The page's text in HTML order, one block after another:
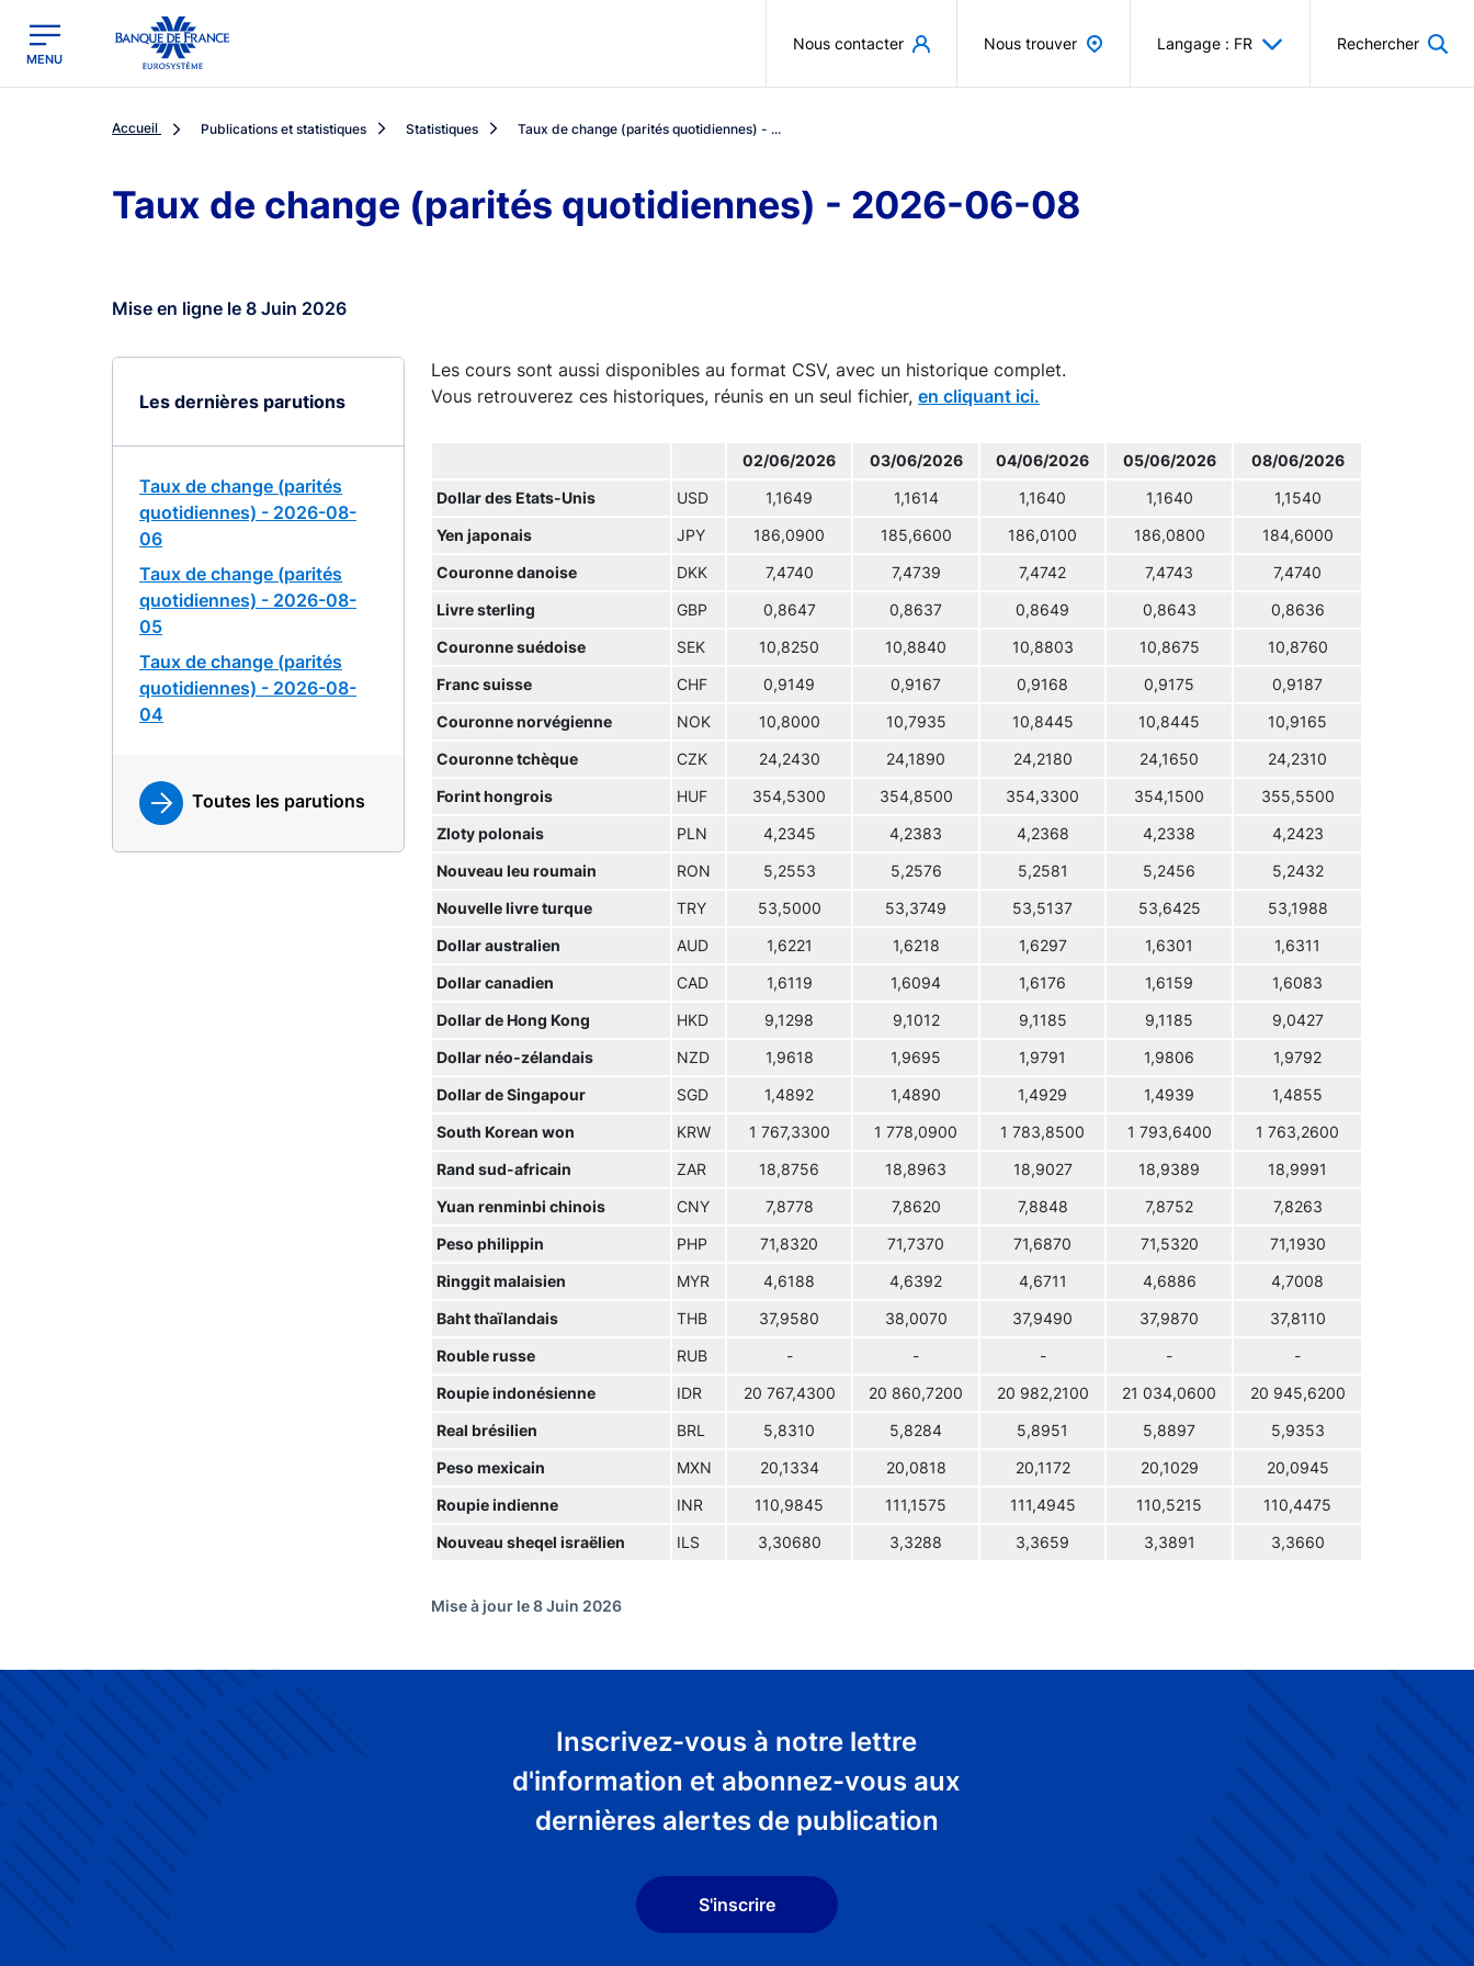
Banque de France - Menu Principal
MENU
Nous contacter Nous trouver Langage : FR Rechercher
Accueil Publications et statistiques Statistiques Taux de change (parités quotidiennes) - ...
Taux de change (parités quotidiennes) - 2026-06-08
Mise en ligne le 8 Juin 2026
Les dernières parutions
Taux de change (parités
quotidiennes) - 2026-08-
06
Taux de change (parités
quotidiennes) - 2026-08-
05
Taux de change (parités
quotidiennes) - 2026-08-
04
Toutes les parutions
Les cours sont aussi disponibles au format CSV, avec un historique complet.
Vous retrouverez ces historiques, réunis en un seul fichier, en cliquant ici.
02/06/2026 03/06/2026 04/06/2026 05/06/2026 08/06/2026
Dollar des Etats-Unis USD 1,1649 1,1614 1,1640 1,1640 1,1540
Yen japonais JPY 186,0900 185,6600 186,0100 186,0800 184,6000
Couronne danoise DKK 7,4740 7,4739 7,4742 7,4743 7,4740
Livre sterling GBP 0,8647 0,8637 0,8649 0,8643 0,8636
Couronne suédoise SEK 10,8250 10,8840 10,8803 10,8675 10,8760
Franc suisse CHF 0,9149 0,9167 0,9168 0,9175 0,9187
Couronne norvégienne NOK 10,8000 10,7935 10,8445 10,8445 10,9165
Couronne tchèque CZK 24,2430 24,1890 24,2180 24,1650 24,2310
Forint hongrois HUF 354,5300 354,8500 354,3300 354,1500 355,5500
Zloty polonais PLN 4,2345 4,2383 4,2368 4,2338 4,2423
Nouveau leu roumain RON 5,2553 5,2576 5,2581 5,2456 5,2432
Nouvelle livre turque TRY 53,5000 53,3749 53,5137 53,6425 53,1988
Dollar australien AUD 1,6221 1,6218 1,6297 1,6301 1,6311
Dollar canadien CAD 1,6119 1,6094 1,6176 1,6159 1,6083
Dollar de Hong Kong HKD 9,1298 9,1012 9,1185 9,1185 9,0427
Dollar néo-zélandais NZD 1,9618 1,9695 1,9791 1,9806 1,9792
Dollar de Singapour SGD 1,4892 1,4890 1,4929 1,4939 1,4855
South Korean won KRW 1 767,3300 1 778,0900 1 783,8500 1 793,6400 1 763,2600
Rand sud-africain ZAR 18,8756 18,8963 18,9027 18,9389 18,9991
Yuan renminbi chinois CNY 7,8778 7,8620 7,8848 7,8752 7,8263
Peso philippin PHP 71,8320 71,7370 71,6870 71,5320 71,1930
Ringgit malaisien MYR 4,6188 4,6392 4,6711 4,6886 4,7008
Baht thaïlandais THB 37,9580 38,0070 37,9490 37,9870 37,8110
Rouble russe RUB - - - - -
Roupie indonésienne IDR 20 767,4300 20 860,7200 20 982,2100 21 034,0600 20 945,6200
Real brésilien BRL 5,8310 5,8284 5,8951 5,8897 5,9353
Peso mexicain MXN 20,1334 20,0818 20,1172 20,1029 20,0945
Roupie indienne INR 110,9845 111,1575 111,4945 110,5215 110,4475
Nouveau sheqel israëlien ILS 3,30680 3,3288 3,3659 3,3891 3,3660
Mise à jour le 8 Juin 2026
Inscrivez-vous à notre lettre
d'information et abonnez-vous aux
dernières alertes de publication
S'inscrire